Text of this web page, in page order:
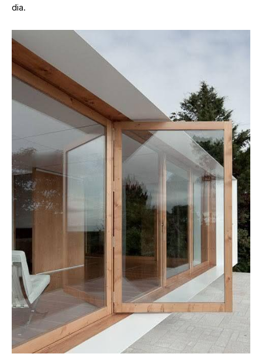
dia.